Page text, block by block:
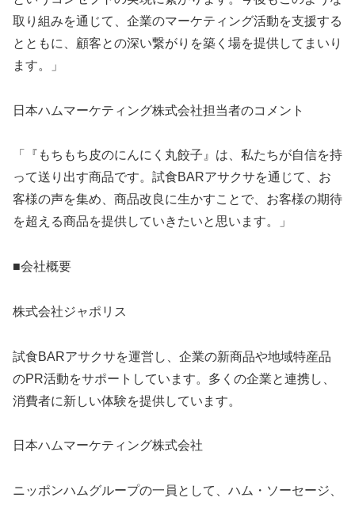
取り組みを通じて、企業のマーケティング活動を支援する
とともに、顧客との深い繋がりを築く場を提供してまいり
ます。」
日本ハムマーケティング株式会社担当者のコメント
「『もちもち皮のにんにく丸餃子』は、私たちが自信を持
って送り出す商品です。試食BARアサクサを通じて、お
客様の声を集め、商品改良に生かすことで、お客様の期待
を超える商品を提供していきたいと思います。」
■会社概要
株式会社ジャポリス
試食BARアサクサを運営し、企業の新商品や地域特産品
のPR活動をサポートしています。多くの企業と連携し、
消費者に新しい体験を提供しています。
日本ハムマーケティング株式会社
ニッポンハムグループの一員として、ハム・ソーセージ、